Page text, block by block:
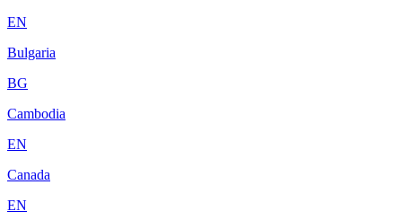
EN
Bulgaria
BG
Cambodia
EN
Canada
EN